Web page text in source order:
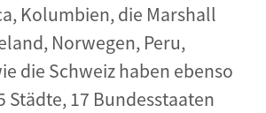
Kolumbien, die Marshall
Norwegen, Peru,
die Schweiz haben ebenso
17 Bundesstaaten